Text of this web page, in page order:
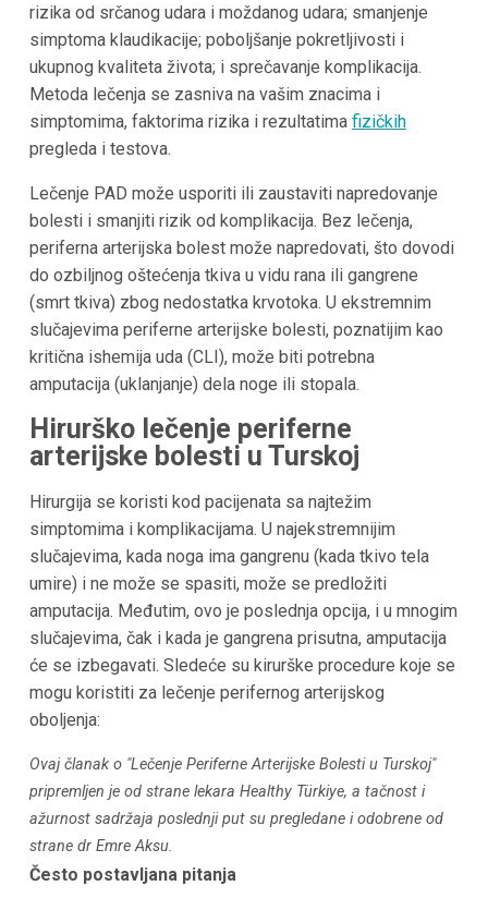
rizika od srčanog udara i moždanog udara; smanjenje
simptoma klaudikacije; poboljšanje pokretljivosti i
ukupnog kvaliteta života; i sprečavanje komplikacija.
Metoda lečenja se zasniva na vašim znacima i
simptomima, faktorima rizika i rezultatima fizičkih
pregleda i testova.
Lečenje PAD može usporiti ili zaustaviti napredovanje
bolesti i smanjiti rizik od komplikacija. Bez lečenja,
periferna arterijska bolest može napredovati, što dovodi
do ozbiljnog oštećenja tkiva u vidu rana ili gangrene
(smrt tkiva) zbog nedostatka krvotoka. U ekstremnim
slučajevima periferne arterijske bolesti, poznatijim kao
kritična ishemija uda (CLI), može biti potrebna
amputacija (uklanjanje) dela noge ili stopala.
Hirurško lečenje periferne
arterijske bolesti u Turskoj
Hirurgija se koristi kod pacijenata sa najtežim
simptomima i komplikacijama. U najekstremnijim
slučajevima, kada noga ima gangrenu (kada tkivo tela
umire) i ne može se spasiti, može se predložiti
amputacija. Međutim, ovo je poslednja opcija, i u mnogim
slučajevima, čak i kada je gangrena prisutna, amputacija
će se izbegavati. Sledeće su kirurške procedure koje se
mogu koristiti za lečenje perifernog arterijskog
oboljenja:
Ovaj članak o "Lečenje Periferne Arterijske Bolesti u Turskoj"
pripremljen je od strane lekara Healthy Türkiye, a tačnost i
ažurnost sadržaja poslednji put su pregledane i odobrene od
strane dr Emre Aksu.
Često postavljana pitanja